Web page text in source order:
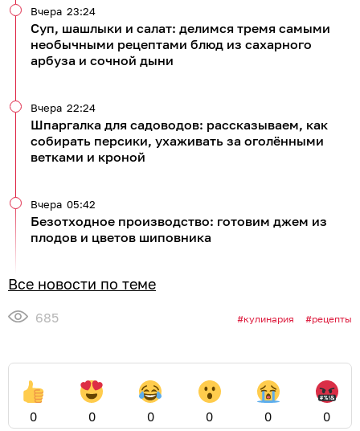
Суп, шашлыки и салат: делимся тремя самыми
необычными рецептами блюд из сахарного
арбуза и сочной дыни
Вчера 23:24
Шпаргалка для садоводов: рассказываем, как
собирать персики, ухаживать за оголёнными
ветками и кроной
Вчера 22:24
Безотходное производство: готовим джем из
плодов и цветов шиповника
Вчера 05:42
Все новости по теме
685 кулинария рецепты
0 0 0 0 0 0